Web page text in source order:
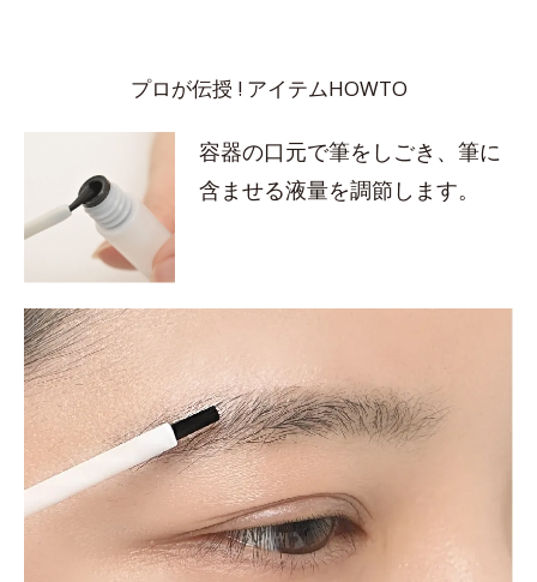
プロが伝授 ! アイテムHOWTO
容器の口元で筆をしごき、筆に
含ませる液量を調節します。